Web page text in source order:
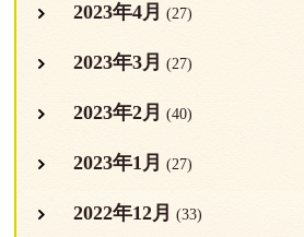
2023年4月 (27)
2023年3月 (27)
2023年2月 (40)
2023年1月 (27)
2022年12月 (33)